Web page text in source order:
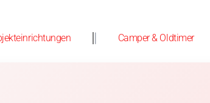
Camper & Oldtimer